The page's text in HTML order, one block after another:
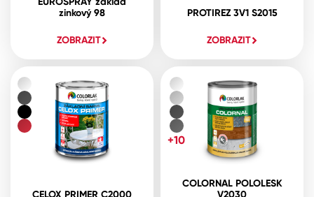
zinkový 98
ZOBRAZIT
PROTIREZ 3V1 S2015
ZOBRAZIT
CELOX PRIMER C2000
COLORNAL POLOLESK
V2030
+10